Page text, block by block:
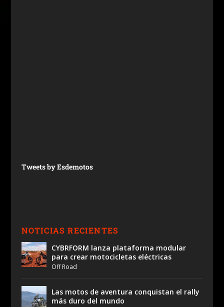
Tweets by Esdemotos
NOTICIAS RECIENTES
CYBRFORM lanza plataforma modular
para crear motocicletas eléctricas
Off Road
Las motos de aventura conquistan el rally
más duro del mundo